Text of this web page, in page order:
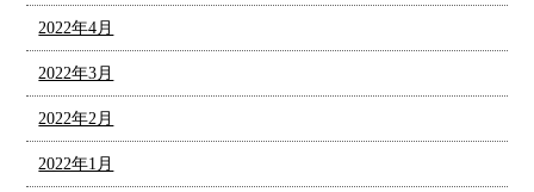
2022年4月
2022年3月
2022年2月
2022年1月